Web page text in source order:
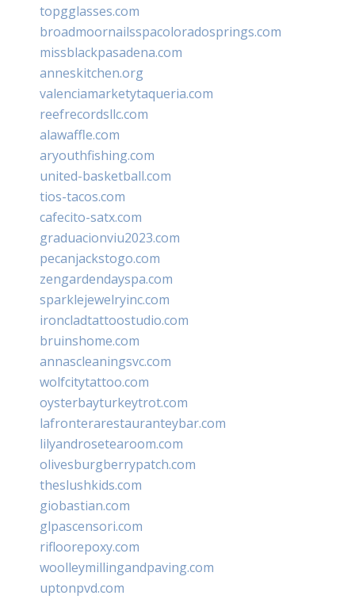
topgglasses.com
broadmoornailsspacoloradosprings.com
missblackpasadena.com
anneskitchen.org
valenciamarketytaqueria.com
reefrecordsllc.com
alawaffle.com
aryouthfishing.com
united-basketball.com
tios-tacos.com
cafecito-satx.com
graduacionviu2023.com
pecanjackstogo.com
zengardendayspa.com
sparklejewelryinc.com
ironcladtattoostudio.com
bruinshome.com
annascleaningsvc.com
wolfcitytattoo.com
oysterbayturkeytrot.com
lafronterarestauranteybar.com
lilyandrosetearoom.com
olivesburgberrypatch.com
theslushkids.com
giobastian.com
glpascensori.com
rifloorepoxy.com
woolleymillingandpaving.com
uptonpvd.com